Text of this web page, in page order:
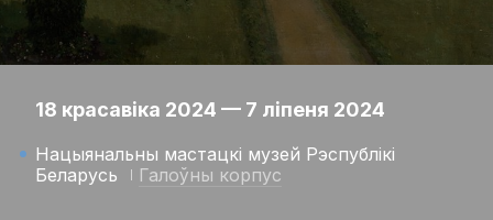
18 красавіка 2024 — 7 ліпеня 2024
Нацыянальны мастацкі музей Рэспублікі
Беларусь
Галоўны корпус